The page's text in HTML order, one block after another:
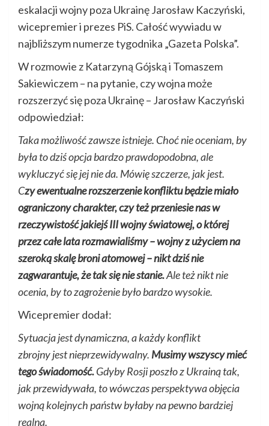
eskalacji wojny poza Ukrainę Jarosław Kaczyński,
wicepremier i prezes PiS. Całość wywiadu w
najbliższym numerze tygodnika „Gazeta Polska”.
W rozmowie z Katarzyną Gójską i Tomaszem
Sakiewiczem – na pytanie, czy wojna może
rozszerzyć się poza Ukrainę – Jarosław Kaczyński
odpowiedział:
Taka możliwość zawsze istnieje. Choć nie oceniam, by
była to dziś opcja bardzo prawdopodobna, ale
wykluczyć się jej nie da. Mówię szczerze, jak jest.
Czy ewentualne rozszerzenie konfliktu będzie miało
ograniczony charakter, czy też przeniesie nas w
rzeczywistość jakiejś III wojny światowej, o której
przez całe lata rozmawialiśmy – wojny z użyciem na
szeroką skalę broni atomowej – nikt dziś nie
zagwarantuje, że tak się nie stanie.Ale też nikt nie
ocenia, by to zagrożenie było bardzo wysokie.
Wicepremier dodał:
Sytuacja jest dynamiczna, a każdy konflikt
zbrojny jest nieprzewidywalny. Musimy wszyscy mieć
tego świadomość.Gdyby Rosji poszło z Ukrainą tak,
jak przewidywała, to wówczas perspektywa objęcia
wojną kolejnych państw byłaby na pewno bardziej
realna.